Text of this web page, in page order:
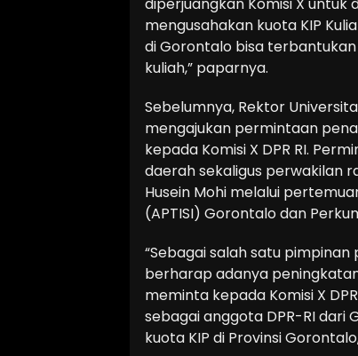
mengusahakan kuota KIP
di Gorontalo bisa
kuliah,” paparnya.
Sebelumnya, Rektor
mengajukan permintaan
kepada Komisi X DPR RI.
daerah sekaligus perwakilan
Husein Mohi melalui
(APTISI) Gorontalo dan
“Sebagai salah satu
berharap adanya
meminta kepada Komisi X
sebagai anggota DPR-RI
kuota KIP di Provinsi